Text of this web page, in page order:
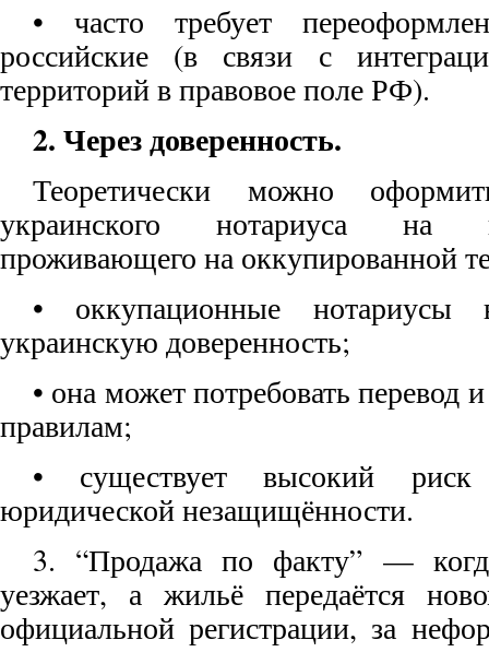
• часто требует
российские (в связи с
территорий в правовое поле РФ).
2. Через доверенность.
Теоретически можно
украинского нотариуса на
проживающего на оккупированной
• оккупационные
украинскую доверенность;
• она может потребовать перевод
правилам;
• существует высокий
юридической незащищённости.
3. “Продажа по факту” —
уезжает, а жильё передаётся
официальной регистрации, за